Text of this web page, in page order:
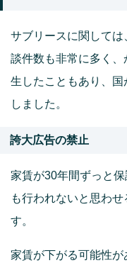
サブリースに関して
談件数も非常に多く
生したこともあり、
しました。
誇大広告の禁止
家賃が30年間ずっと
も行われないと思わ
す。
家賃が下がる可能性